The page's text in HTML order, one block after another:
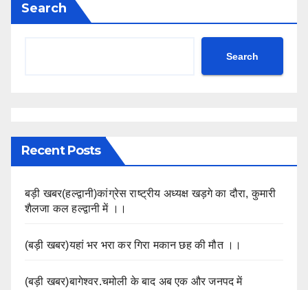
Search
Search
Recent Posts
बड़ी खबर(हल्द्वानी)कांग्रेस राष्ट्रीय अध्यक्ष खड़गे का दौरा, कुमारी
शैलजा कल हल्द्वानी में ।।
(बड़ी खबर)यहां भर भरा कर गिरा मकान छह की मौत ।।
(बड़ी खबर)बागेश्वर.चमोली के बाद अब एक और जनपद में